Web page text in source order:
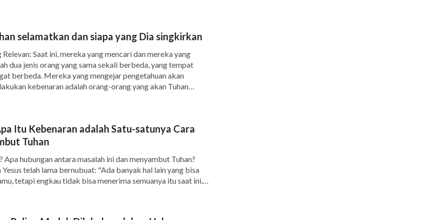
itu firman Tuhan, jika kita dapat yakin
suara Tuhan, maka secara alami kita dapat
dan pekerjaan Tuhan. Tuhan
Kukatakan kepadamu, tetapi engkau tidak
Dia, Roh Kebenaran itu, datang, Dia
kebenaran: karena Dia tidak akan
menyampaikan segala sesuatu yang
hal-hal yang akan datang kepadamu"
tempat menyebutkan "Barang siapa
apa yang diucapkan Roh kepada gereja-
kepada kita bahwa Dia akan berfirman diakhir
selamatkan dan siapa yang Dia singkirkan
Relevan: Saat ini, mereka yang mencari dan mereka yang
dua jenis orang yang sama sekali berbeda, yang tempat
berbeda. Mereka yang mengejar pengetahuan akan
kebenaran adalah orang-orang yang akan Tuhan
Itu Kebenaran adalah Satu-satunya Cara
Tuhan
Apa hubungan antara masalah ini dan menyambut Tuhan?
Yesus telah lama bernubuat: "Ada banyak hal lain yang bisa
tetapi engkau tidak bisa menerima semuanya itu saat ini.